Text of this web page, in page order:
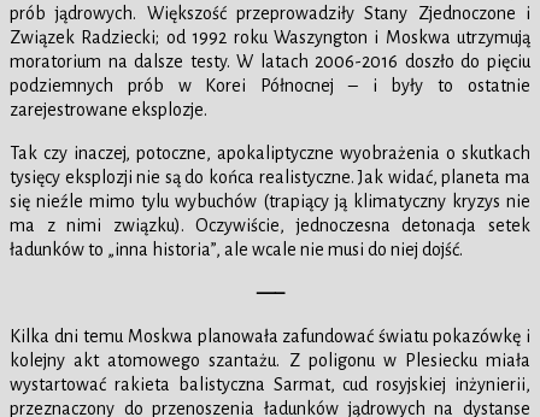
prób jądrowych. Większość przeprowadziły Stany Zjednoczone i
Związek Radziecki; od 1992 roku Waszyngton i Moskwa utrzymują
moratorium na dalsze testy. W latach 2006-2016 doszło do pięciu
podziemnych prób w Korei Północnej – i były to ostatnie
zarejestrowane eksplozje.
Tak czy inaczej, potoczne, apokaliptyczne wyobrażenia o skutkach
tysięcy eksplozji nie są do końca realistyczne. Jak widać, planeta ma
się nieźle mimo tylu wybuchów (trapiący ją klimatyczny kryzys nie
ma z nimi związku). Oczywiście, jednoczesna detonacja setek
ładunków to „inna historia”, ale wcale nie musi do niej dojść.
—–
Kilka dni temu Moskwa planowała zafundować światu pokazówkę i
kolejny akt atomowego szantażu. Z poligonu w Plesiecku miała
wystartować rakieta balistyczna Sarmat, cud rosyjskiej inżynierii,
przeznaczony do przenoszenia ładunków jądrowych na dystanse